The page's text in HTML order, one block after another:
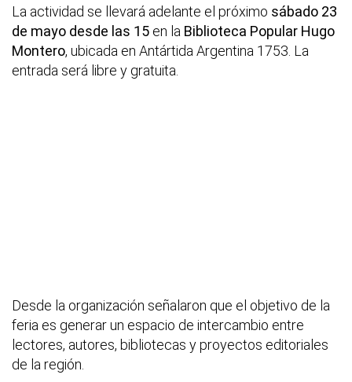
La actividad se llevará adelante el próximo sábado 23
de mayo desde las 15 en la Biblioteca Popular Hugo
Montero, ubicada en Antártida Argentina 1753. La
entrada será libre y gratuita.
Desde la organización señalaron que el objetivo de la
feria es generar un espacio de intercambio entre
lectores, autores, bibliotecas y proyectos editoriales
de la región.